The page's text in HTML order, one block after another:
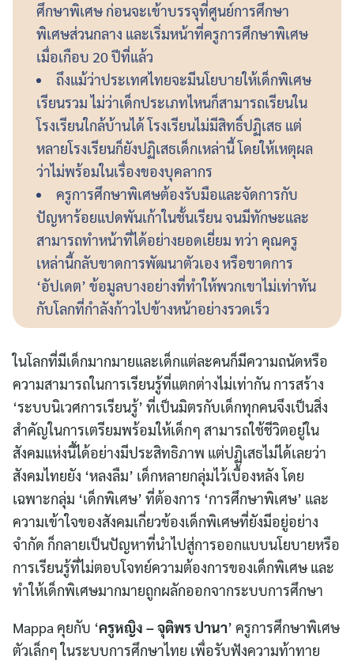
ศึกษาพิเศษ ก่อนจะเข้าบรรจุที่ศูนย์การศึกษา
พิเศษส่วนกลาง และเริ่มหน้าที่ครูการศึกษาพิเศษ
เมื่อเกือบ 20 ปีที่แล้ว
ถึงแม้ว่าประเทศไทยจะมีนโยบายให้เด็กพิเศษ
เรียนรวม ไม่ว่าเด็กประเภทไหนก็สามารถเรียนใน
โรงเรียนใกล้บ้านได้ โรงเรียนไม่มีสิทธิ์ปฏิเสธ แต่
หลายโรงเรียนก็ยังปฏิเสธเด็กเหล่านี้ โดยให้เหตุผล
ว่าไม่พร้อมในเรื่องของบุคลากร
ครูการศึกษาพิเศษต้องรับมือและจัดการกับ
ปัญหาร้อยแปดพันเก้าในชั้นเรียน จนมีทักษะและ
สามารถทำหน้าที่ได้อย่างยอดเยี่ยม ทว่า คุณครู
เหล่านี้กลับขาดการพัฒนาตัวเอง หรือขาดการ
‘อัปเดต’ ข้อมูลบางอย่างที่ทำให้พวกเขาไม่เท่าทัน
กับโลกที่กำลังก้าวไปข้างหน้าอย่างรวดเร็ว
ในโลกที่มีเด็กมากมายและเด็กแต่ละคนก็มีความถนัดหรือ
ความสามารถในการเรียนรู้ที่แตกต่างไม่เท่ากัน การสร้าง
‘ระบบนิเวศการเรียนรู้’ ที่เป็นมิตรกับเด็กทุกคนจึงเป็นสิ่ง
สำคัญในการเตรียมพร้อมให้เด็กๆ สามารถใช้ชีวิตอยู่ใน
สังคมแห่งนี้ได้อย่างมีประสิทธิภาพ แต่ปฏิเสธไม่ได้เลยว่า
สังคมไทยยัง ‘หลงลืม’ เด็กหลายกลุ่มไว้เบื้องหลัง โดย
เฉพาะกลุ่ม ‘เด็กพิเศษ’ ที่ต้องการ ‘การศึกษาพิเศษ’ และ
ความเข้าใจของสังคมเกี่ยวข้องเด็กพิเศษที่ยังมีอยู่อย่าง
จำกัด ก็กลายเป็นปัญหาที่นำไปสู่การออกแบบนโยบายหรือ
การเรียนรู้ที่ไม่ตอบโจทย์ความต้องการของเด็กพิเศษ และ
ทำให้เด็กพิเศษมากมายถูกผลักออกจากระบบการศึกษา
Mappa คุยกับ ‘ครูหญิง – จุติพร ปานา’ ครูการศึกษาพิเศษ
ตัวเล็กๆ ในระบบการศึกษาไทย เพื่อรับฟังความท้าทาย